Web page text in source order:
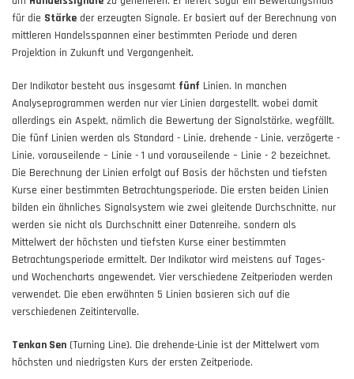
für die Stärke der erzeugten Signale. Er basiert auf der Berechnung von
mittleren Handelsspannen einer bestimmten Periode und deren
Projektion in Zukunft und Vergangenheit.
Der Indikator besteht aus insgesamt fünf Linien. In manchen
Analyseprogrammen werden nur vier Linien dargestellt, wobei damit
allerdings ein Aspekt, nämlich die Bewertung der Signalstärke, wegfällt.
Die fünf Linien werden als Standard - Linie, drehende - Linie, verzögerte -
Linie, vorauseilende – Linie - 1 und vorauseilende – Linie - 2 bezeichnet.
Die Berechnung der Linien erfolgt auf Basis der höchsten und tiefsten
Kurse einer bestimmten Betrachtungsperiode. Die ersten beiden Linien
bilden ein ähnliches Signalsystem wie zwei gleitende Durchschnitte, nur
werden sie nicht als Durchschnitt einer Datenreihe, sondern als
Mittelwert der höchsten und tiefsten Kurse einer bestimmten
Betrachtungsperiode ermittelt. Der Indikator wird meistens auf Tages-
und Wochencharts angewendet. Vier verschiedene Zeitperioden werden
verwendet. Die eben erwähnten 5 Linien basieren sich auf die
verschiedenen Zeitintervalle.
Tenkan Sen (Turning Line). Die drehende-Linie ist der Mittelwert vom
höchsten und niedrigsten Kurs der ersten Zeitperiode.